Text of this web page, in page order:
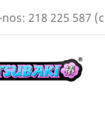
218 225 587